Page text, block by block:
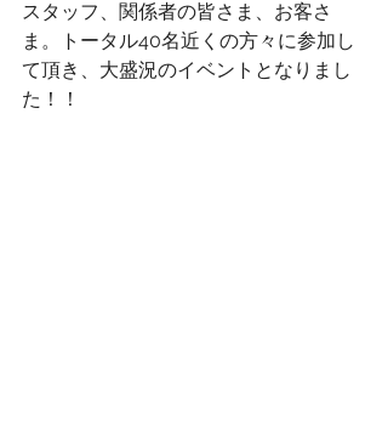
スタッフ、関係者の皆さま、お客さ
ま。トータル40名近くの方々に参加し
て頂き、大盛況のイベントとなりまし
た！！